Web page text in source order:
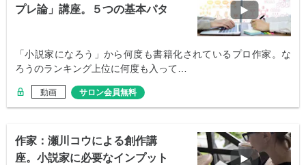
プレ論」講座。５つの基本パタ
「小説家になろう」から何度も書籍化されているプロ作家。な
ろうのランキング上位に何度も入って…
動画 サロン会員無料
作家：瀬川コウによる創作講
座。小説家に必要なインプット